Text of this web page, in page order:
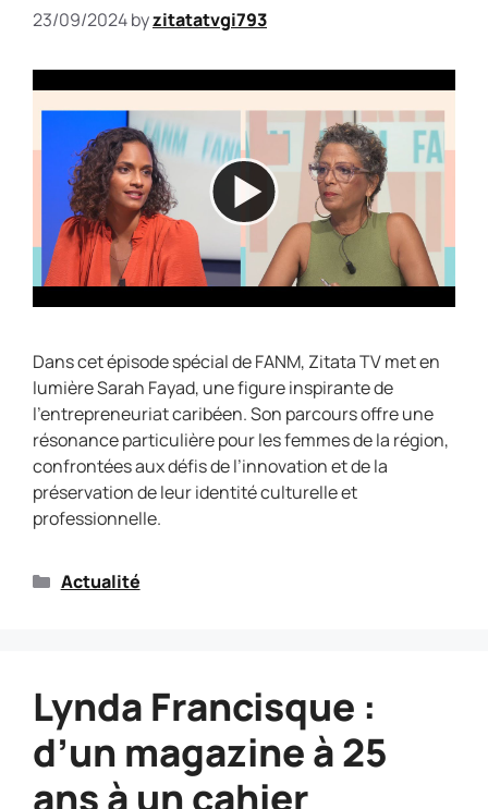
23/09/2024byzitatatvgi793
Dans cet épisode spécial de FANM, Zitata TV met en
lumière Sarah Fayad, une figure inspirante de
l’entrepreneuriat caribéen. Son parcours offre une
résonance particulière pour les femmes de la région,
confrontées aux défis de l’innovation et de la
préservation de leur identité culturelle et
professionnelle.
Actualité
Lynda Francisque :
d’un magazine à 25
ans à un cahier